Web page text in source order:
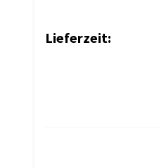
Lieferzeit: